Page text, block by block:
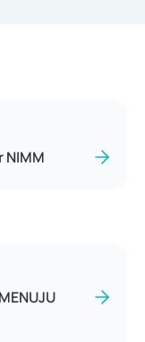
NIMM